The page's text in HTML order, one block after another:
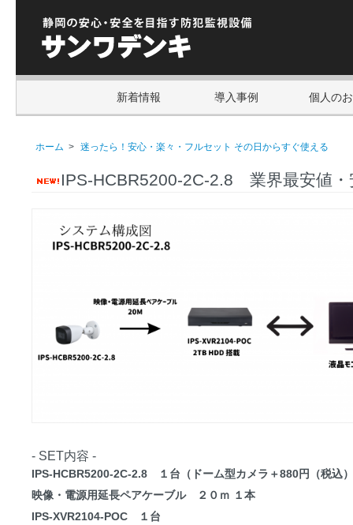
新着情報 導入事例 個人の
ホーム > 迷ったら！安心・楽々・フルセット その日からすぐ使える
IPS-HCBR5200-2C-2.8 業界最安値
- SET内容 -
IPS-HCBR5200-2C-2.8 １台（ドーム型カメラ＋880円（税込
映像・電源用延長ペアケーブル ２０ｍ １本
IPS-XVR2104-POC １台